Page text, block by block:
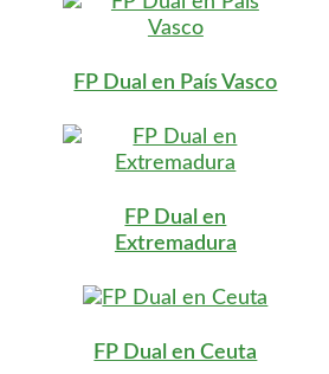
FP Dual en País Vasco
FP Dual en
Extremadura
FP Dual en Ceuta